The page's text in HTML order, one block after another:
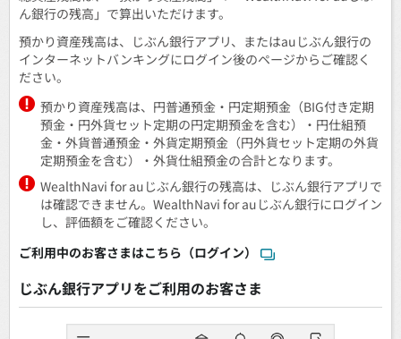
ん銀行の残高」で算出いただけます。
預かり資産残高は、じぶん銀行アプリ、またはauじぶん銀行の
インターネットバンキングにログイン後のページからご確認く
ださい。
預かり資産残高は、円普通預金・円定期預金（BIG付き定期
預金・円外貨セット定期の円定期預金を含む）・円仕組預
金・外貨普通預金・外貨定期預金（円外貨セット定期の外貨
定期預金を含む）・外貨仕組預金の合計となります。
WealthNavi for auじぶん銀行の残高は、じぶん銀行アプリで
は確認できません。WealthNavi for auじぶん銀行にログイン
し、評価額をご確認ください。
ご利用中のお客さまはこちら（ログイン）
じぶん銀行アプリをご利用のお客さま